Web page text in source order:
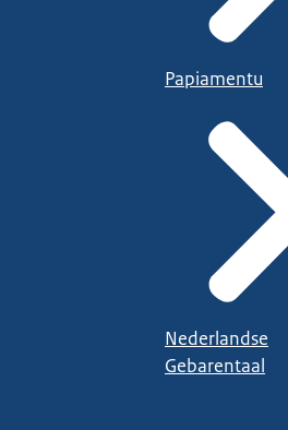
Papiamentu
Nederlandse
Gebarentaal